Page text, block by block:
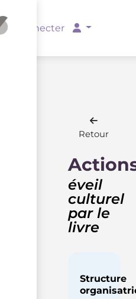
Se connecter
Retour
éveil
culturel
par le
livre
Structure